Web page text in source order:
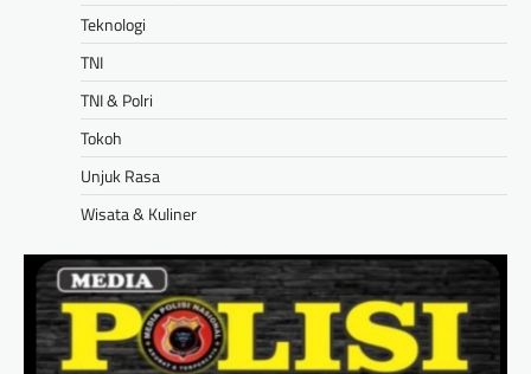
Teknologi
TNI
TNI & Polri
Tokoh
Unjuk Rasa
Wisata & Kuliner